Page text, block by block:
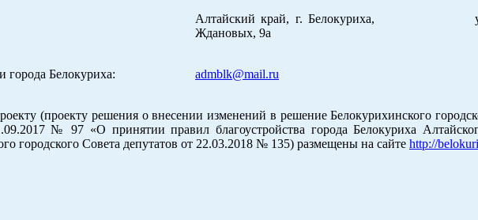
Алтайский край, г. Белокуриха, ул.
Ждановых, 9а
города Белокуриха: admblk@mail.ru
(проекту решения о внесении изменений в решение Белокурихинского
№ 97 «О принятии правил благоустройства города Белокуриха
городского Совета депутатов от 22.03.2018 № 135) размещены на сайте http://